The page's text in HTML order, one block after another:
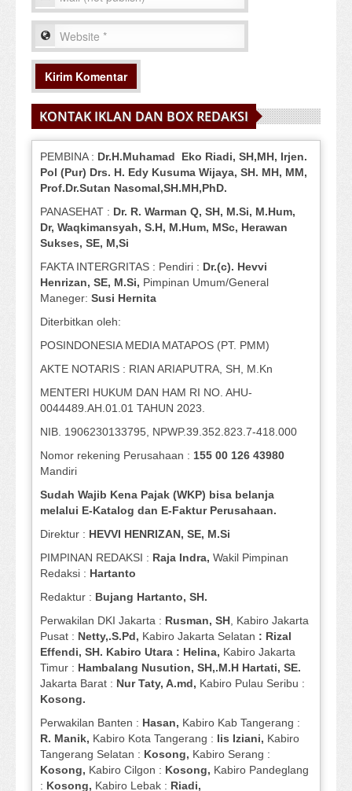
KONTAK IKLAN DAN BOX REDAKSI
PEMBINA : Dr.H.Muhamad Eko Riadi, SH,MH, Irjen.
Pol (Pur) Drs. H. Edy Kusuma Wijaya, SH. MH, MM,
Prof.Dr.Sutan Nasomal,SH.MH,PhD.
PANASEHAT : Dr. R. Warman Q, SH, M.Si, M.Hum,
Dr, Waqkimansyah, S.H, M.Hum, MSc, Herawan
Sukses, SE, M,Si
FAKTA INTERGRITAS : Pendiri : Dr.(c). Hevvi
Henrizan, SE, M.Si, Pimpinan Umum/General
Maneger: Susi Hernita
Diterbitkan oleh:
POSINDONESIA MEDIA MATAPOS (PT. PMM)
AKTE NOTARIS : RIAN ARIAPUTRA, SH, M.Kn
MENTERI HUKUM DAN HAM RI NO. AHU-
0044489.AH.01.01 TAHUN 2023.
NIB. 1906230133795, NPWP.39.352.823.7-418.000
Nomor rekening Perusahaan : 155 00 126 43980
Mandiri
Sudah Wajib Kena Pajak (WKP) bisa belanja
melalui E-Katalog dan E-Faktur Perusahaan.
Direktur : HEVVI HENRIZAN, SE, M.Si
PIMPINAN REDAKSI : Raja Indra, Wakil Pimpinan
Redaksi : Hartanto
Redaktur : Bujang Hartanto, SH.
Perwakilan DKI Jakarta : Rusman, SH , Kabiro Jakarta
Pusat : Netty,.S.Pd, Kabiro Jakarta Selatan : Rizal
Effendi, SH. Kabiro Utara : Helina, Kabiro Jakarta
Timur : Hambalang Nusution, SH,.M.H Hartati, SE.
Jakarta Barat : Nur Taty, A.md, Kabiro Pulau Seribu :
Kosong.
Perwakilan Banten : Hasan, Kabiro Kab Tangerang :
R. Manik, Kabiro Kota Tangerang : Iis Iziani, Kabiro
Tangerang Selatan : Kosong, Kabiro Serang :
Kosong, Kabiro Cilgon : Kosong, Kabiro Pandeglang
: Kosong, Kabiro Lebak : Riadi,